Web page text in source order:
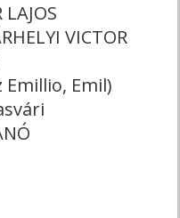
VICTOR
Emillio, Emil)